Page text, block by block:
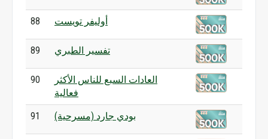
88 أوليفر تويست
89 تفسير الطبري
90
العادات السبع للناس الأكثر
فعالية
91 بودي جارد (مسرحية)